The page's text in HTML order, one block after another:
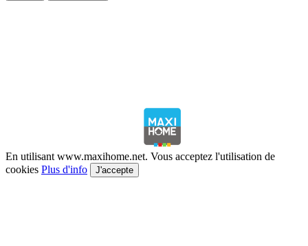
En utilisant www.maxihome.net. Vous acceptez l'utilisation de
cookies Plus d'info J'accepte